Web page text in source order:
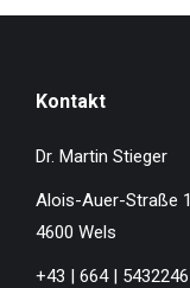
Kontakt
Dr. Martin Stieger
Alois-Auer-Straße
4600 Wels
+43 | 664 | 5432246